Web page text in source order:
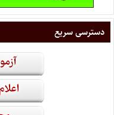
دسترسی سریع